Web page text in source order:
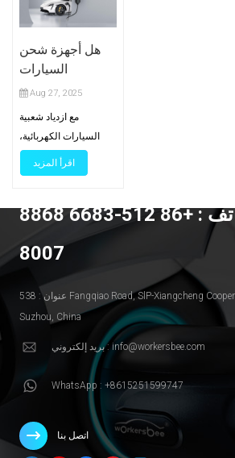
هل أجهزة شحن
السيارات
الكهربائية
Aug 27, 2025
مع ازدياد شعبية
السيارات الكهربائية،
يفكر العديد من مالكيها
في شراء شاحن محمول.
أسئلةً كثيرةً مثل: هل
السيارات الكهربائية
هي آمنة؟ ما مدى سرعة
شحنها؟ هل ستزيد من
فاتورة الكهرباء؟ اليوم،
سنتناول هذه الأسئلة
الشائعة ونساعدك على
اتخاذ قرار واعٍ، مع
تسليط الضوء على
منتجات Workersbee
المتميزة. 1. ما هي عيوب
اقرأ المزيد
هاتف : +86 512-6683 8868 EXT:
8007
عنوان : 538 Fangqiao Road, SlP-Xiangcheng Cooperative Zone, Xiangcheng,
Suzhou, China
بريد إلكتروني : info@workersbee.com
WhatsApp : +8615251599747
اتصل بنا